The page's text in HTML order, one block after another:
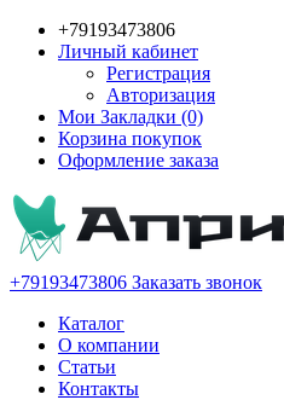
+79193473806
Личный кабинет
Регистрация
Авторизация
Мои Закладки (0)
Корзина покупок
Оформление заказа
+79193473806 Заказать звонок
Каталог
О компании
Статьи
Контакты